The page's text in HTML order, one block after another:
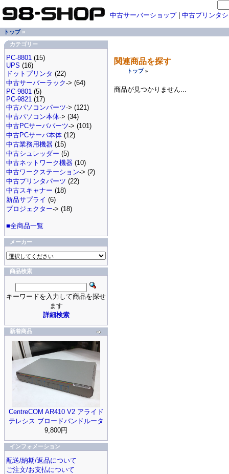
関連商品を探す
トップ»
商品が見つかりません...
中古サーバーショップ| 中古プリンタ
トップ»
カテゴリー
PC-8801 (15)
UPS (16)
ドットプリンタ (22)
中古サーバーラック-> (64)
PC-9801 (5)
PC-9821 (17)
中古パソコンパーツ-> (121)
中古パソコン本体-> (34)
中古PCサーバパーツ-> (101)
中古PCサーバ本体 (12)
中古業務用機器 (15)
中古シュレッダー (5)
中古ネットワーク機器 (10)
中古ワークステーション-> (2)
中古プリンタパーツ (22)
中古スキャナー (18)
新品サプライ (6)
プロジェクター-> (18)
■全商品一覧
メーカー
商品検索
キーワードを入力して商品を探せ
ます
詳細検索
新着商品
CentreCOM AR410 V2 アライド
テレシス ブロードバンドルータ
9,800円
インフォメーション
配送/納期/返品について
ご注文/お支払について